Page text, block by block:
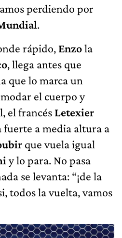
perdiendo por
.
rápido, Enzola
, llega antes que
que lo marca un
el cuerpo y
el francés Letexier
fuerte a media altura a
que vuela igual
y lo para. No pasa
se levanta: “¡de la
todos la vuelta, vamos